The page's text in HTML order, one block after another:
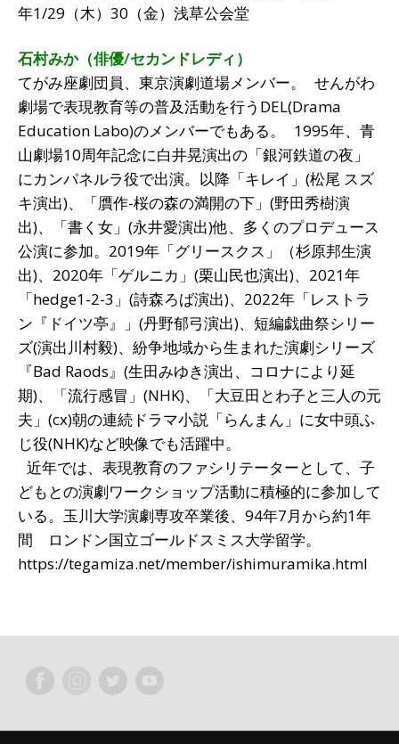
年1/29（木）30（金）浅草公会堂
石村みか（俳優/セカンドレディ）
てがみ座劇団員、東京演劇道場メンバー。 せんがわ
劇場で表現教育等の普及活動を行うDEL(Drama
Education Labo)のメンバーでもある。 1995年、青
山劇場10周年記念に白井晃演出の「銀河鉄道の夜」
にカンパネルラ役で出演。以降「キレイ」(松尾 スズ
キ演出)、「贋作-桜の森の満開の下」(野田秀樹演
出)、「書く女」(永井愛演出)他、多くのプロデュース
公演に参加。2019年「グリースクス」（杉原邦生演
出)、2020年「ゲルニカ」(栗山民也演出)、2021年
「hedge1-2-3」(詩森ろば演出)、2022年「レストラ
ン『ドイツ亭』」(丹野郁弓演出)、短編戯曲祭シリー
ズ(演出川村毅)、紛争地域から生まれた演劇シリーズ
『Bad Raods』(生田みゆき演出、コロナにより延
期)、「流行感冒」(NHK)、「大豆田とわ子と三人の元
夫」(cx)朝の連続ドラマ小説「らんまん」に女中頭ふ
じ役(NHK)など映像でも活躍中。
近年では、表現教育のファシリテーターとして、子
どもとの演劇ワークショップ活動に積極的に参加して
いる。玉川大学演劇専攻卒業後、94年7月から約1年
間 ロンドン国立ゴールドスミス大学留学。
https://tegamiza.net/member/ishimuramika.html